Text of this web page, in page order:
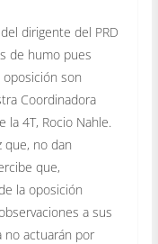
dirigente del PRD
de humo pues
son
Coordinadora
la 4T, Rocio Nahle.
que, no dan
que,
la oposición
a sus
no actuarán por